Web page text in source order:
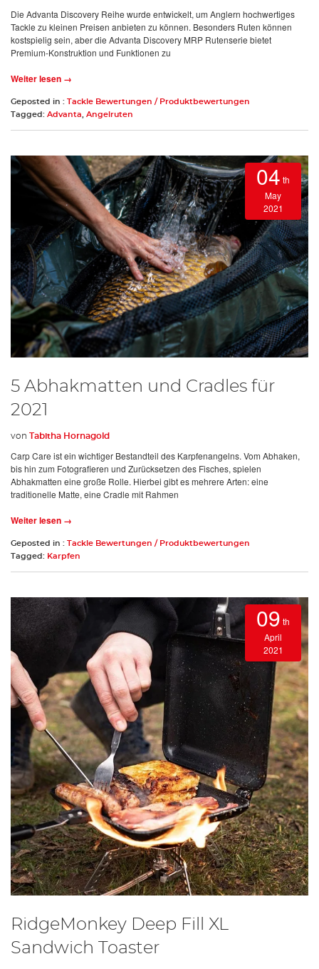
Die Advanta Discovery Reihe wurde entwickelt, um Anglern hochwertiges
Tackle zu kleinen Preisen anbieten zu können. Besonders Ruten können
kostspielig sein, aber die Advanta Discovery MRP Rutenserie bietet
Premium-Konstruktion und Funktionen zu
Weiter lesen →
Geposted in : Tackle Bewertungen / Produktbewertungen
Tagged: Advanta Angelruten
04 th
May
2021
5 Abhakmatten und Cradles für
2021
von Tabitha Hornagold
Carp Care ist ein wichtiger Bestandteil des Karpfenangelns. Vom Abhaken,
bis hin zum Fotografieren und Zurücksetzen des Fisches, spielen
Abhakmatten eine große Rolle. Hierbei gibt es mehrere Arten: eine
traditionelle Matte, eine Cradle mit Rahmen
Weiter lesen →
Geposted in :
Tackle Bewertungen / Produktbewertungen
Tagged: Karpfen
09 th
April
2021
RidgeMonkey Deep Fill XL
Sandwich Toaster